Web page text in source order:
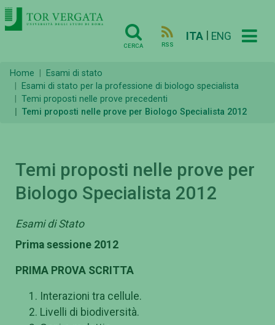
CERCA RSS
ITA ENG
Home
Esami di stato
Esami di stato per la professione di biologo specialista
Temi proposti nelle prove precedenti
Temi proposti nelle prove per Biologo Specialista 2012
Temi proposti nelle prove per
Biologo Specialista 2012
Esami di Stato
Prima sessione 2012
PRIMA PROVA SCRITTA
Interazioni tra cellule.
Livelli di biodiversità.